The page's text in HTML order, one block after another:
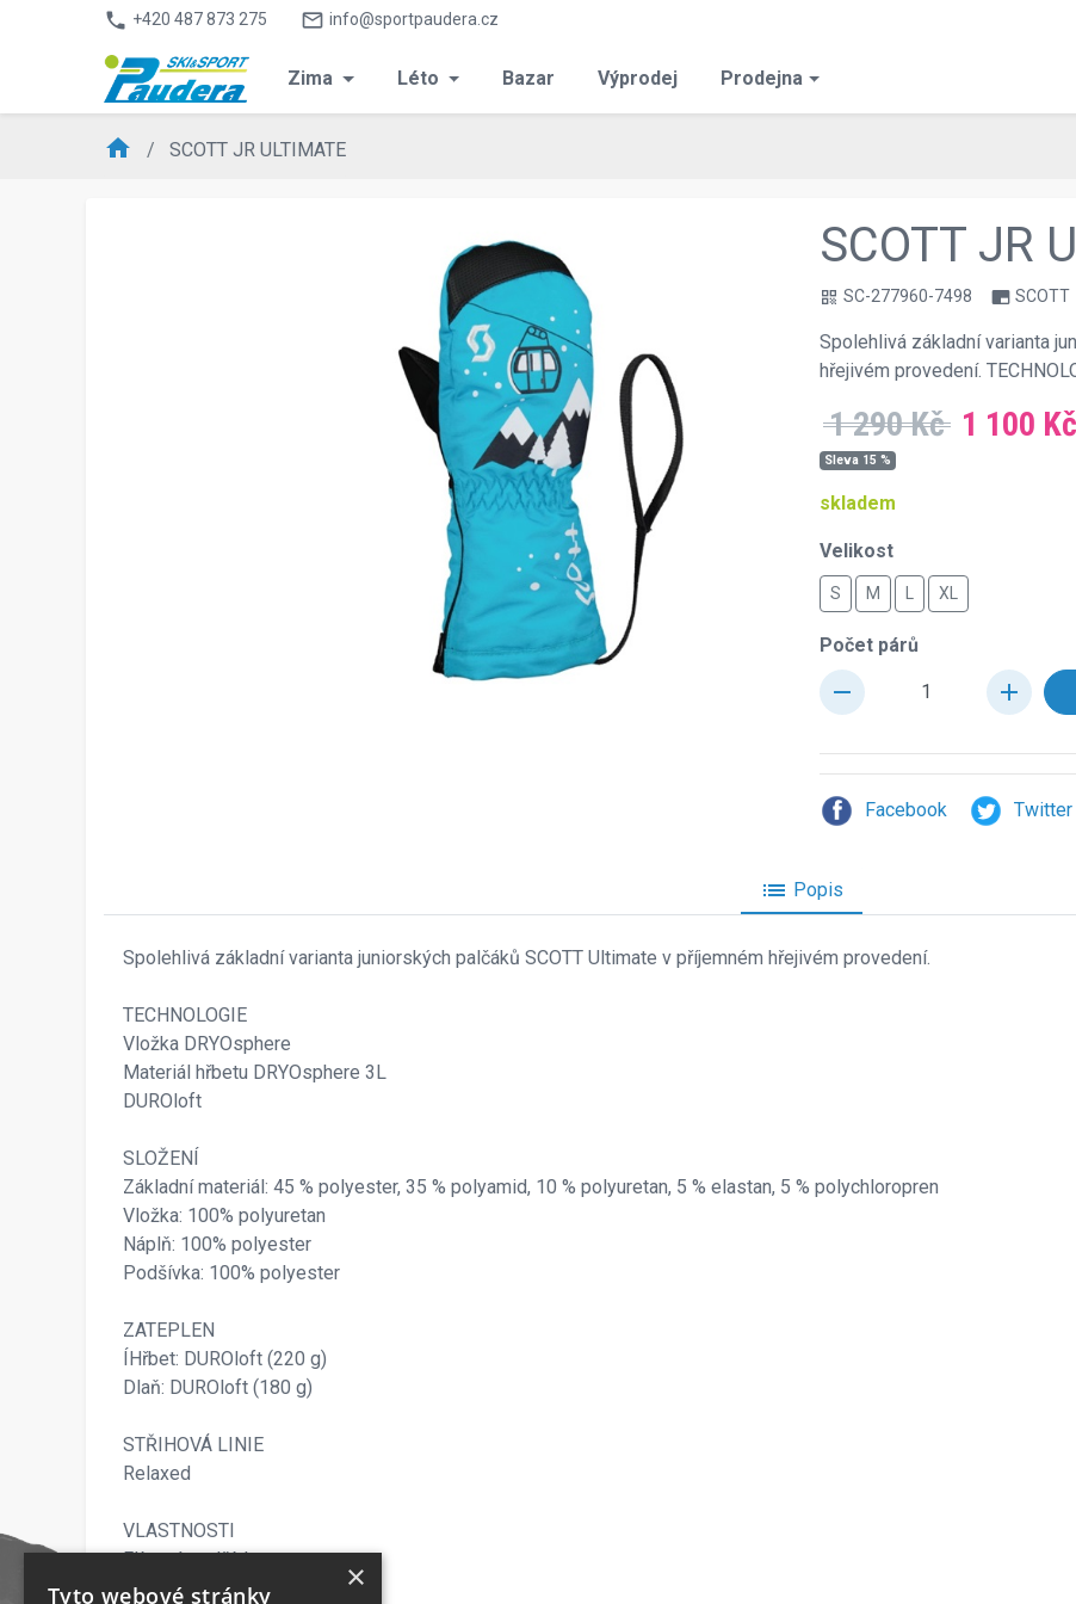
phone +420 487 873 275 mail_outline info@sportpaudera.cz
Zima Léto Bazar Výprodej Prodejna
home SCOTT JR ULTIMATE
SCOTT JR
qr_code SC-277960-7498 branding_watermark SCOTT
Spolehlivá základní varianta
hřejivém provedení.
1 290 Kč 1 100 Kč
Sleva 15 %
skladem
Velikost
S M L XL
Počet párů
remove add
Facebook Twitter
list Popis
Spolehlivá základní varianta juniorských palčáků SCOTT Ultimate v příjemném hřejivém provedení.
TECHNOLOGIE
Vložka DRYOsphere
Materiál hřbetu DRYOsphere 3L
DUROloft
SLOŽENÍ
Základní materiál: 45 % polyester, 35 % polyamid, 10 % polyuretan, 5 % elastan, 5 % polychloropren
Vložka: 100% polyuretan
Náplň: 100% polyester
Podšívka: 100% polyester
ZATEPLEN
ÍHřbet: DUROloft (220 g)
Dlaň: DUROloft (180 g)
STŘIHOVÁ LINIE
Relaxed
VLASTNOSTI
Flísová podšívka
Nastavitelné poutko na zápěstí
×
Tyto webové stránky